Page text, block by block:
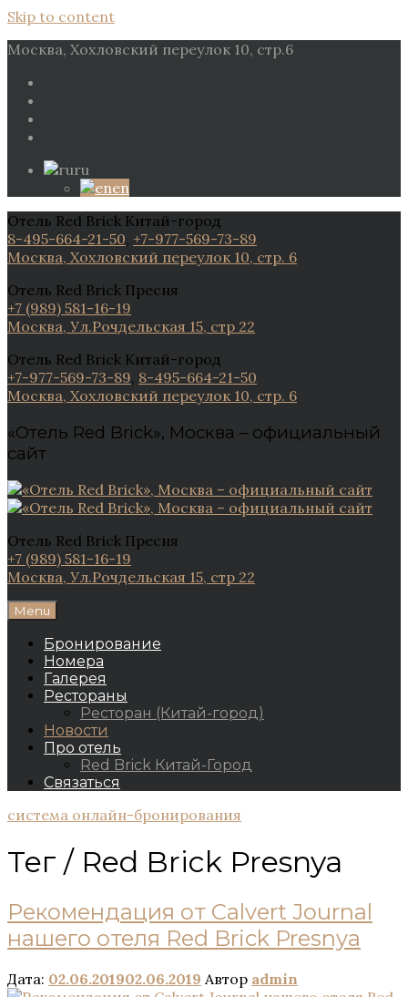
Skip to content
Москва, Хохловский переулок 10, стр.6
ru
en
Отель Red Brick Китай-город
8-495-664-21-50, +7-977-569-73-89
Москва, Хохловский переулок 10, стр. 6
Отель Red Brick Пресня
+7 (989) 581-16-19
Москва, Ул.Рочдельская 15, стр 22
Отель Red Brick Китай-город
+7-977-569-73-89, 8-495-664-21-50
Москва, Хохловский переулок 10, стр. 6
«Отель Red Brick», Москва – официальный
сайт
Отель Red Brick Пресня
+7 (989) 581-16-19
Москва, Ул.Рочдельская 15, стр 22
Menu
Бронирование
Номера
Галерея
Рестораны
Ресторан (Китай-город)
Новости
Про отель
Red Brick Китай-Город
Связаться
система онлайн-бронирования
Тег / Red Brick Presnya
Рекомендация от Сalvert Journal
нашего отеля Red Brick Presnya
Дата: 02.06.201902.06.2019 Автор admin